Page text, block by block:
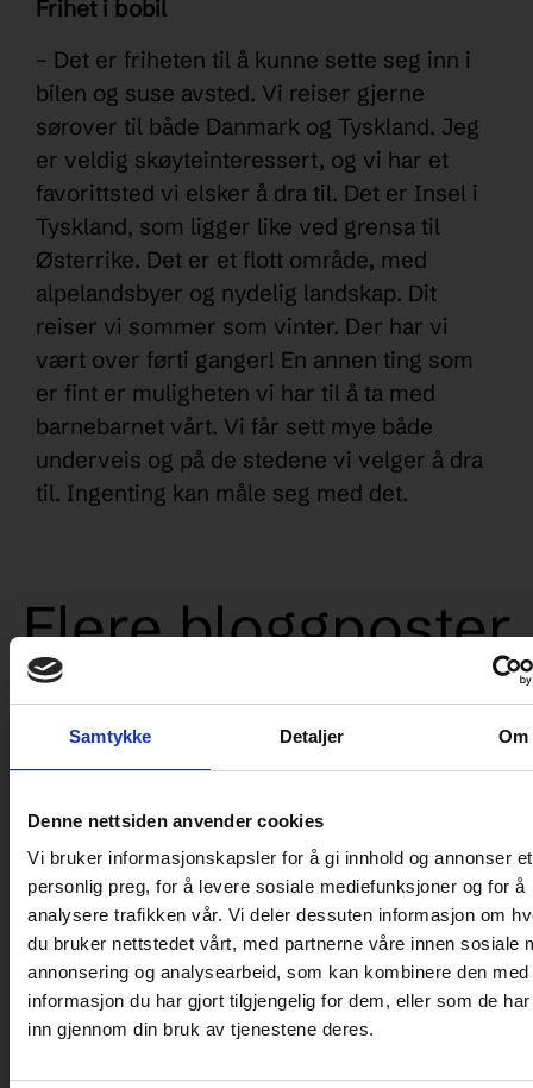
Samtykke Detaljer Om
Denne nettsiden anvender cookies
Vi bruker informasjonskapsler for å gi innhold og annonser et
personlig preg, for å levere sosiale mediefunksjoner og for å
analysere trafikken vår. Vi deler dessuten informasjon om
du bruker nettstedet vårt, med partnerne våre innen sosiale
annonsering og analysearbeid, som kan kombinere den med
informasjon du har gjort tilgjengelig for dem, eller som de
inn gjennom din bruk av tjenestene deres.
Frihet i bobil
– Det er friheten til å kunne sette seg inn i
bilen og suse avsted. Vi reiser gjerne
sørover til både Danmark og Tyskland. Jeg
er veldig skøyteinteressert, og vi har et
favorittsted vi elsker å dra til. Det er Insel i
Tyskland, som ligger like ved grensa til
Østerrike. Det er et flott område, med
alpelandsbyer og nydelig landskap. Dit
reiser vi sommer som vinter. Der har vi
vært over førti ganger! En annen ting som
er fint er muligheten vi har til å ta med
barnebarnet vårt. Vi får sett mye både
underveis og på de stedene vi velger å dra
til. Ingenting kan måle seg med det.
Flere bloggposter